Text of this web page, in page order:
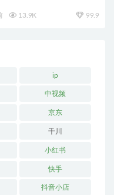
13.9K 99.9
ip
中视频
京东
千川
小红书
快手
抖音小店